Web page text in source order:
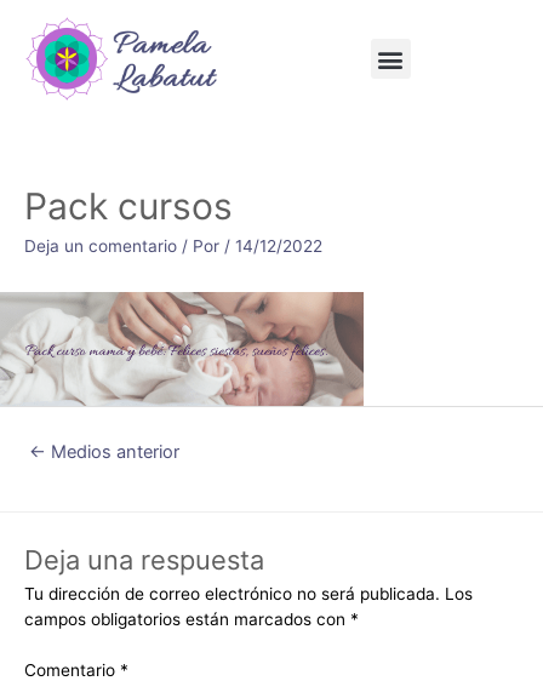
Pack cursos
Deja un comentario / Por / 14/12/2022
← Medios anterior
Deja una respuesta
Tu dirección de correo electrónico no será publicada. Los
campos obligatorios están marcados con *
Comentario *